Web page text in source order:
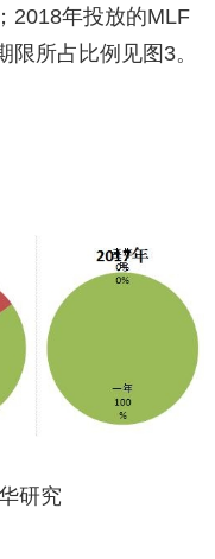
2018年投放的MLF
所占比例见图3。
研究